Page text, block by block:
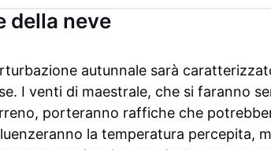
della neve
autunnale sarà
I venti di maestrale, che si faranno
porteranno raffiche che
la temperatura percepita,